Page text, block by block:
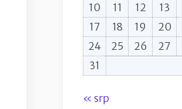
10
11 12 13
17
18 19 20
24
25 26 27
31
« srp